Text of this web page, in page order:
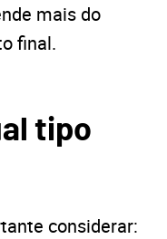
mais do
final.
tipo
considerar: